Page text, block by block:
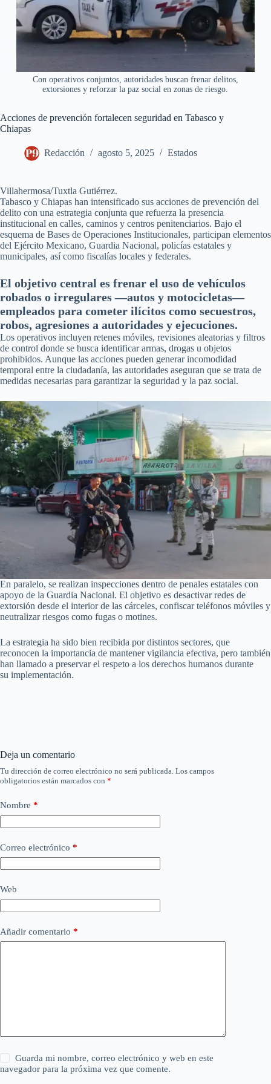
Con operativos conjuntos, autoridades buscan frenar delitos,
extorsiones y reforzar la paz social en zonas de riesgo.
Acciones de prevención fortalecen seguridad en Tabasco y
Chiapas
Redacción agosto 5, 2025 Estados
Villahermosa/Tuxtla Gutiérrez.
Tabasco y Chiapas han intensificado sus acciones de prevención del
delito con una estrategia conjunta que refuerza la presencia
institucional en calles, caminos y centros penitenciarios. Bajo el
esquema de Bases de Operaciones Institucionales, participan elementos
del Ejército Mexicano, Guardia Nacional, policías estatales y
municipales, así como fiscalías locales y federales.
El objetivo central es frenar el uso de vehículos
robados o irregulares —autos y motocicletas—
empleados para cometer ilícitos como secuestros,
robos, agresiones a autoridades y ejecuciones.
Los operativos incluyen retenes móviles, revisiones aleatorias y filtros
de control donde se busca identificar armas, drogas u objetos
prohibidos. Aunque las acciones pueden generar incomodidad
temporal entre la ciudadanía, las autoridades aseguran que se trata de
medidas necesarias para garantizar la seguridad y la paz social.
En paralelo, se realizan inspecciones dentro de penales estatales con
apoyo de la Guardia Nacional. El objetivo es desactivar redes de
extorsión desde el interior de las cárceles, confiscar teléfonos móviles y
neutralizar riesgos como fugas o motines.
La estrategia ha sido bien recibida por distintos sectores, que
reconocen la importancia de mantener vigilancia efectiva, pero también
han llamado a preservar el respeto a los derechos humanos durante
su implementación.
Deja un comentario
Tu dirección de correo electrónico no será publicada. Los campos
obligatorios están marcados con *
Nombre *
Correo electrónico *
Web
Añadir comentario *
Guarda mi nombre, correo electrónico y web en este
navegador para la próxima vez que comente.